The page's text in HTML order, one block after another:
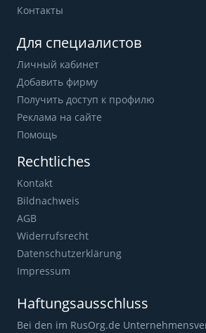
Контакты
Для специалистов
Личный кабинет
Добавить фирму
Получить доступ к профилю
Реклама на сайте
Помощь
Rechtliches
Kontakt
Bildnachweis
AGB
Widerrufsrecht
Datenschutzerklärung
Impressum
Haftungsausschluss
Bei den im RusOrg.de